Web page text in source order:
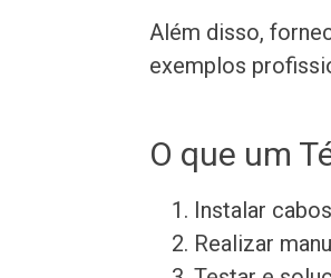
Além disso,
exemplos
O que um
Instalar
Realizar